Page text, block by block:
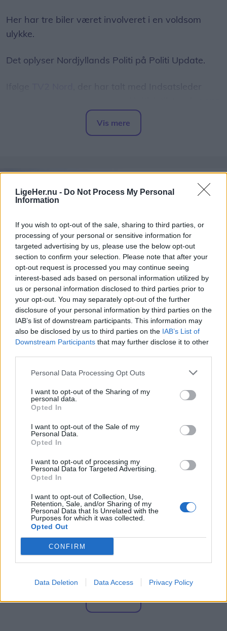
LigeHer.nu - Do Not Process My Personal
Information
If you wish to opt-out of the sale, sharing to third parties, or
processing of your personal or sensitive information for
targeted advertising by us, please use the below opt-out
section to confirm your selection. Please note that after your
opt-out request is processed you may continue seeing
interest-based ads based on personal information utilized by
us or personal information disclosed to third parties prior to
your opt-out. You may separately opt-out of the further
disclosure of your personal information by third parties on the
IAB’s list of downstream participants. This information may
also be disclosed by us to third parties on the IAB’s List of
Downstream Participants that may further disclose it to other
Personal Data Processing Opt Outs
I want to opt-out of the Sharing of my
personal data.
Opted In
I want to opt-out of the Sale of my
Personal Data.
Opted In
I want to opt-out of processing my
Personal Data for Targeted Advertising.
Opted In
I want to opt-out of Collection, Use,
Retention, Sale, and/or Sharing of my
Personal Data that Is Unrelated with the
Purposes for which it was collected.
Opted Out
CONFIRM
Data Deletion Data Access Privacy Policy
Her har tre biler været involveret i en voldsom
ulykke.
Det oplyser Nordjyllands Politi på Politi Update.
fem andre er kørt til tjek på sygehuset.
Vis mere
Aktuelt
Nordjyllands Trafikselskab mangler
tocifret millionbeløb
Journalist
06. august 2026 kl. 08.00
NORDJYLLAND: Stigende brændstofpriser og
Nordjyllands Trafikselskab.
Det skriverDR.
Mediet beskriver endvidere, at "den kollektive
trafik står i en alvorlig situation" i Nordjylland - og
nu er det så op til regionsrådet i regionen at finde
60 millioner kroner til næste år.
regionsrådsmedlem Susanne Flydtkjær, inden hun
Vis mere